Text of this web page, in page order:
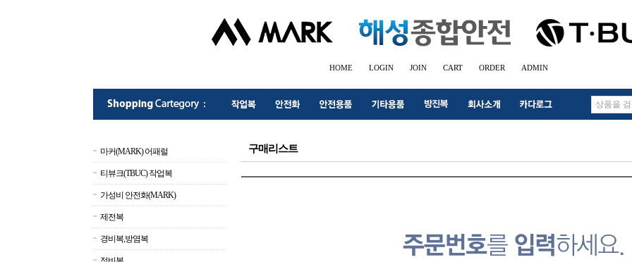
HOME LOGIN JOIN CART ORDER ADMIN
마커(MARK) 어패럴
티뷰크(TBUC) 작업복
가성비 안전화(MARK)
제전복
경비복,방염복
구매리스트